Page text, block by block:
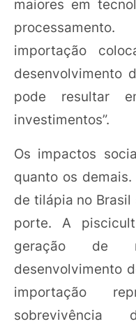
maiores em
importação
desenvolvimento
pode resultar
investimentos”.
Os impactos
quanto os
de tilápia no
porte. A
geração de
desenvolvimento
importação
sobrevivência